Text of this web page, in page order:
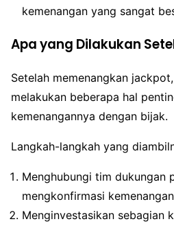
kemenangan yang sangat
Apa yang Dilakukan
Setelah memenangkan
melakukan beberapa hal
kemenangannya dengan bijak.
Langkah-langkah yang
Menghubungi tim dukungan
mengkonfirmasi
Menginvestasikan sebagian